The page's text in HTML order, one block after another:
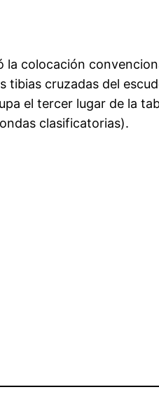
colocación
cruzadas del
el tercer lugar de la
clasificatorias).